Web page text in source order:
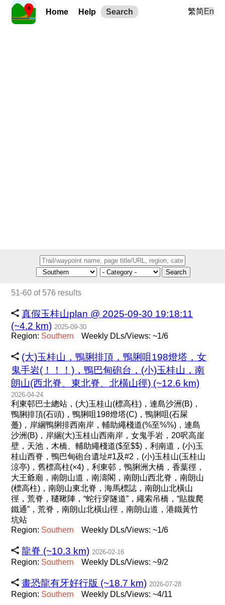
Home Help Search 繁简En
Search
51-60 of 576 results
真假玉桂山plan @ 2025-09-30 19:18:11
(~4.2 km) 2025-09-30
Region: Southern Weekly DLs/Views: ~1/6
(大)玉桂山，鴨脷排頂，鴨脷咀198燈塔，女
鬼手岩(！！！)，鴨巴甸砲台，(小)玉桂山，南
朗山(西北脊、東北脊、北橫山徑) (~12.6 km)
2026-04-24
利東邨巴士總站，(大)玉桂山(標高柱)，連島沙洲(B)，
鴨脷排頂(石頭)，鴨脷咀198燈塔(C)，鴨脷咀(石屎
躉)，岸綑鴨脷排西南岸，輔助繩棧道(%至%%)，連島
沙洲(B)，岸綑(大)玉桂山西南岸，女鬼手岩，20呎高崖
壁，天池，木橋、輔助繩棧道($至$$)，利南道，(小)玉
桂山西脊，鴨巴甸砲台遺址#1及#2，(小)玉桂山(玉桂山
涼亭)，舊標高柱(×4)，利東邨，鴨脷洲大橋，香葉徑，
大王爺廟，南朗山道，南濤閣，南朗山西北脊，南朗山
(標高柱)，南朗山東北脊，海馬標誌，南朗山北橫山
徑，荒脊，韆鞦陣，“蛇行穿隧道”，繩索吊橋，“貼腹爬
鐵通”，荒脊，南朗山北橫山徑，南朗山道，港鐵黃竹
坑站
Region: Southern Weekly DLs/Views: ~1/6
龍脊 (~10.3 km) 2026-02-16
Region: Southern Weekly DLs/Views: ~9/2
畫恐龍有牙好行版 (~18.7 km) 2026-07-28
Region: Southern Weekly DLs/Views: ~4/11